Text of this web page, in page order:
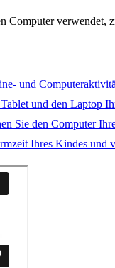
Computer
und
und den Laptop
Sie den Computer
Ihres Kindes